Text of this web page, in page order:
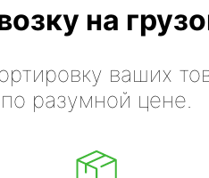
на
ваших
по разумной цене.